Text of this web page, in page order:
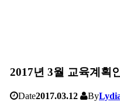
2017년 3월 교육계획
Date2017.03.12 By